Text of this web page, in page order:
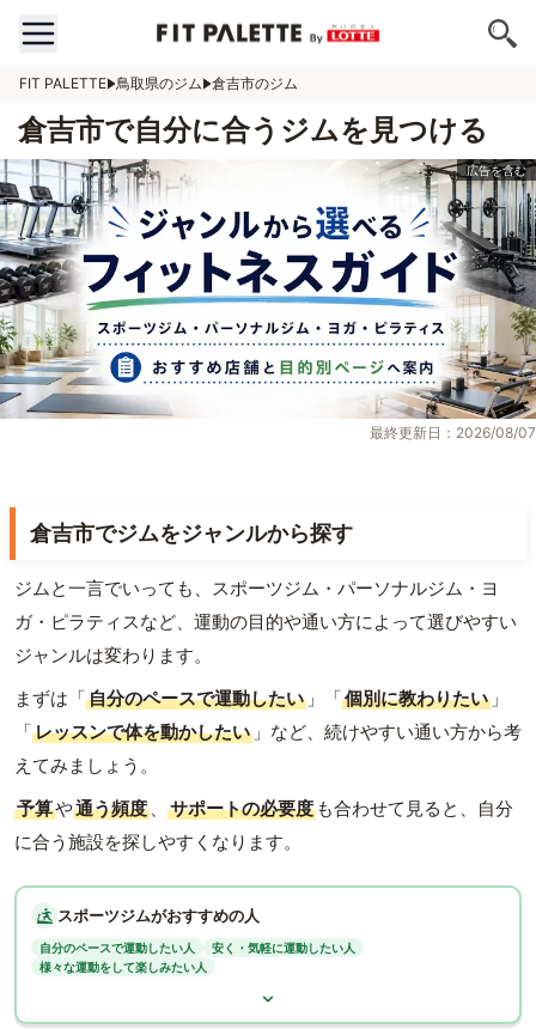
FIT PALETTE 鳥取県のジム 倉吉市のジム
倉吉市で自分に合うジムを見つける
最終更新日：2026/08/07
倉吉市でジムをジャンルから探す
ジムと一言でいっても、スポーツジム・パーソナルジム・ヨ
ガ・ピラティスなど、運動の目的や通い方によって選びやすい
ジャンルは変わります。
まずは「自分のペースで運動したい 」「個別に教わりたい 」
「レッスンで体を動かしたい 」など、続けやすい通い方から考
えてみましょう。
予算や通う頻度 、 サポートの必要度 も合わせて見ると、自分
に合う施設を探しやすくなります。
スポーツジムがおすすめの人
自分のペースで運動したい人
安く・気軽に運動したい人
様々な運動をして楽しみたい人